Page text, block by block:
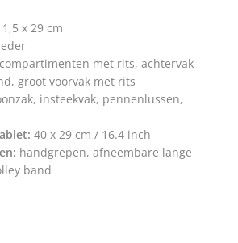
x 29 cm
met rits, achtervak
groot voorvak met rits
insteekvak, pennenlussen,
40 x 29 cm / 16.4 inch
handgrepen, afneembare lange
band